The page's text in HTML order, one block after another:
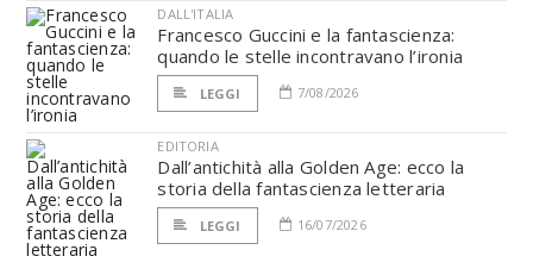
DALL'ITALIA
Francesco Guccini e la fantascienza:
quando le stelle incontravano l’ironia
LEGGI 7/08/2026
EDITORIA
Dall’antichità alla Golden Age: ecco la
storia della fantascienza letteraria
LEGGI 16/07/2026